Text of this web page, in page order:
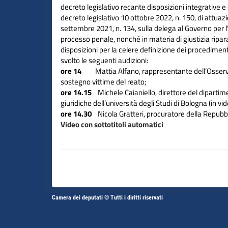
decreto legislativo recante disposizioni integrative
decreto legislativo 10 ottobre 2022, n. 150, di
settembre 2021, n. 134, sulla delega al Governo per
processo penale, nonché in materia di giustizia
disposizioni per la celere definizione dei
svolto le seguenti audizioni:
ore 14
Mattia Alfano, rappresentante
sostegno vittime del reato;
ore 14.15 Michele Caianiello, direttore del
giuridiche dell’università degli Studi di Bologna (in
ore 14.30 Nicola Gratteri, procuratore della
Video con sottotitoli automatici
Altri
Camera dei deputati © Tutti i diritti riservati